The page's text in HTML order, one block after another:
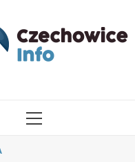
PRIMARY